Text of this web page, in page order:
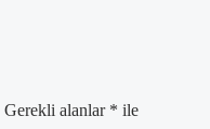
Gerekli alanlar * ile